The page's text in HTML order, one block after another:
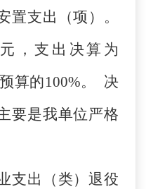
置支出（项）。
，支出决算为
算的100%。 决
要是我单位严格
支出（类）退役